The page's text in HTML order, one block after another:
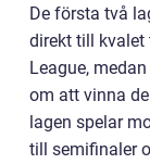
De första två
direkt till kvalet
League,
om att vinna
lagen spelar
till semifinaler